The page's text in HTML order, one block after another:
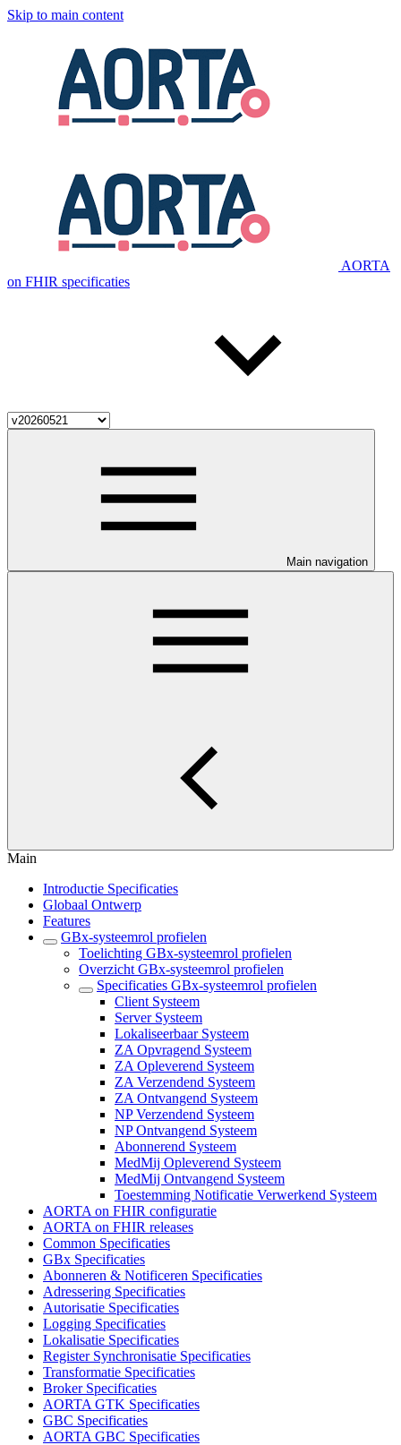
Skip to main content
AORTA
on FHIR specificaties
Main navigation
Main
Introductie Specificaties
Globaal Ontwerp
Features
GBx-systeemrol profielen
Toelichting GBx-systeemrol profielen
Overzicht GBx-systeemrol profielen
Specificaties GBx-systeemrol profielen
Client Systeem
Server Systeem
Lokaliseerbaar Systeem
ZA Opvragend Systeem
ZA Opleverend Systeem
ZA Verzendend Systeem
ZA Ontvangend Systeem
NP Verzendend Systeem
NP Ontvangend Systeem
Abonnerend Systeem
MedMij Opleverend Systeem
MedMij Ontvangend Systeem
Toestemming Notificatie Verwerkend Systeem
AORTA on FHIR configuratie
AORTA on FHIR releases
Common Specificaties
GBx Specificaties
Abonneren & Notificeren Specificaties
Adressering Specificaties
Autorisatie Specificaties
Logging Specificaties
Lokalisatie Specificaties
Register Synchronisatie Specificaties
Transformatie Specificaties
Broker Specificaties
AORTA GTK Specificaties
GBC Specificaties
AORTA GBC Specificaties